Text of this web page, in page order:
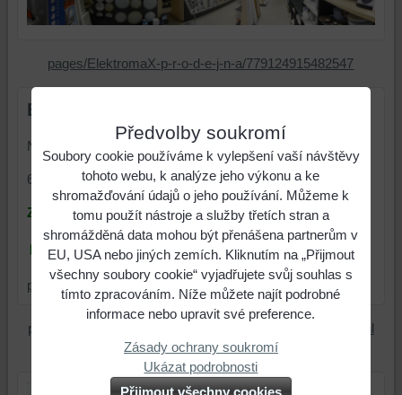
pages/ElektromaX-p-r-o-d-e-j-n-a/779124915482547
ElektromaX s.r.o.
Nivnická 218
687 62 Dolní Němčí
ZÁKAZNICKÁ LINKA :
► 608 278 053
prodejna@elektro-max.cz
pages/ElektromaX-p-r-o-d-e-j-n-a/779124915482547?ref=hl
Předvolby soukromí
Soubory cookie používáme k vylepšení vaší návštěvy
tohoto webu, k analýze jeho výkonu a ke
shromažďování údajů o jeho používání. Můžeme k
tomu použít nástroje a služby třetích stran a
shromážděná data mohou být přenášena partnerům v
EU, USA nebo jiných zemích. Kliknutím na „Přijmout
všechny soubory cookie“ vyjadřujete svůj souhlas s
tímto zpracováním. Níže můžete najít podrobné
informace nebo upravit své preference.
Zásady ochrany soukromí
Ukázat podrobnosti
Přijmout všechny cookies